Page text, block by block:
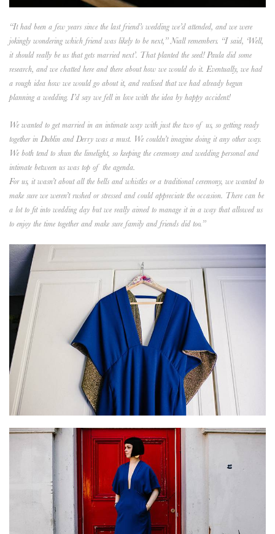
“It had been a few years since the last friend’s wedding we’d attended, and we were
jokingly wondering which friend was likely to be next,” Niall remembers. “I said, ‘Well,
it should really be us that gets married next’. That planted the seed! Paula did some
research, and we chatted here and there about how we would do it. Eventually, we had
a rough idea how we would go about it, and realised that we had already begun
planning a wedding. I’d say we fell in love with the idea by happy accident!
We wanted to get married in an intimate way with just the two of us, so getting ready
together in Dublin and Derry was a must. We couldn’t imagine doing it any other way.
We both tend to shun the limelight, so keeping the ceremony and wedding personal and
intimate between us was top of the agenda.
For us, it wasn’t about all the bells and whistles or a traditional ceremony, we wanted to
make sure we weren’t rushed or stressed and could appreciate the occasion. There can be
a lot to fit into wedding day but we really aimed to manage it in a way that allowed us
to enjoy the time together and make sure family and friends did too.”